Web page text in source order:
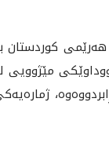
هه‌رێمى كوردستان
مێژوويى